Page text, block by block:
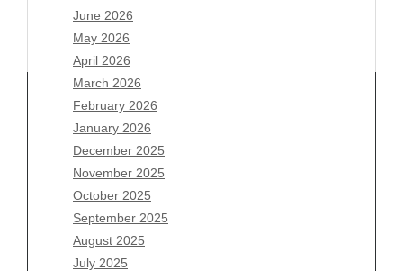
June 2026
May 2026
April 2026
March 2026
February 2026
January 2026
December 2025
November 2025
October 2025
September 2025
August 2025
July 2025
Archives
August 2026
July 2026
June 2026
May 2026